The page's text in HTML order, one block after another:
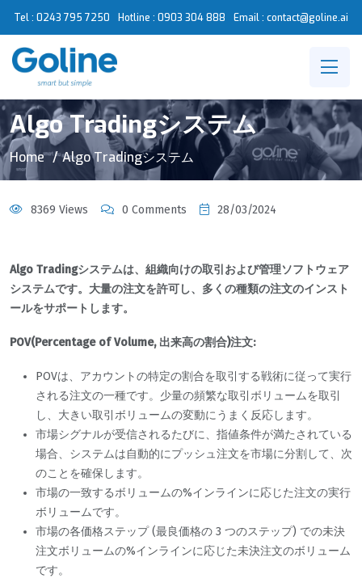
Tel : 0243 795 7250 Hotline : 0903 304 888 Email : contact@goline.ai
Algo Tradingシステム
Home Algo Tradingシステム
8369 Views 0 Comments 28/03/2024
Algo Tradingシステムは、組織向けの取引および管理ソフトウェア
システムです。大量の注文を許可し、多くの種類の注文のインスト
ールをサポートします。
POV(Percentage of Volume, 出来高の割合)注文:
POVは、アカウントの特定の割合を取引する戦術に従って実行
される注文の一種です。少量の頻繁な取引ボリュームを取引
し、大きい取引ボリュームの変動にうまく反応します。
市場シグナルが受信されるたびに、指値条件が満たされている
場合、システムは自動的にプッシュ注文を市場に分割して、次
のことを確保します。
市場の一致するボリュームの%インラインに応じた注文の実行
ボリュームです。
市場の各価格ステップ (最良価格の 3 つのステップ) での未決
注文ボリュームの%インラインに応じた未決注文のボリューム
です。